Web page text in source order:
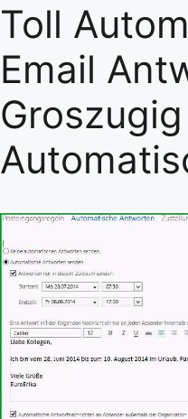
Toll
Email
Groszugig